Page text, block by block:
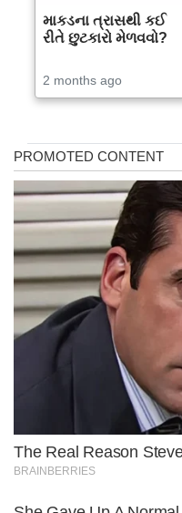
માકડના ત્રાસથી કઈ
રીતે છુટકારો મેળવવો?
2 months ago